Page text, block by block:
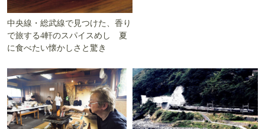
中央線・総武線で見つけた、香り
で旅する4軒のスパイスめし 夏
に食べたい懐かしさと驚き